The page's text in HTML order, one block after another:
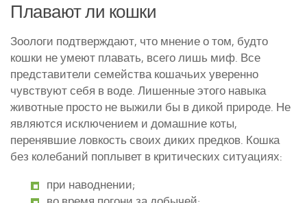
Плавают ли кошки
Зоологи подтверждают, что мнение о том, будто
кошки не умеют плавать, всего лишь миф. Все
представители семейства кошачьих уверенно
чувствуют себя в воде. Лишенные этого навыка
животные просто не выжили бы в дикой природе. Не
являются исключением и домашние коты,
перенявшие ловкость своих диких предков. Кошка
без колебаний поплывет в критических ситуациях:
при наводнении;